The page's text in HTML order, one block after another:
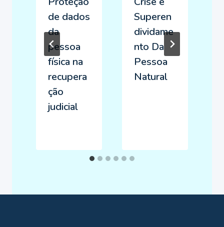
de dados
da
pessoa
física na
recupera
ção
judicial
Superen
dividame
nto Da
Pessoa
Natural